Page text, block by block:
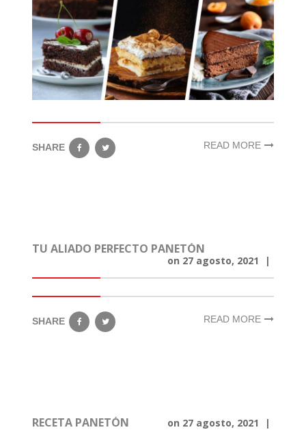
SHARE READ MORE
TU ALIADO PERFECTO PANETÓN
on 27 agosto, 2021 |
SHARE READ MORE
RECETA PANETÓN on 27 agosto, 2021 |